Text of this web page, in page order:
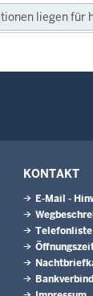
liegen für
KONTAKT
E-Mail -
Telefonliste